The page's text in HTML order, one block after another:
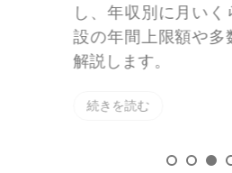
し、年収別に月いくら
設の年間上限額や多数
解説します。
続きを読む